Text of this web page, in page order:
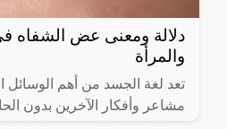
دلالة ومعنى عض الشفاه
والمرأة
تعد لغة الجسد من أهم الوسائل
مشاعر وأفكار الآخرين بدون